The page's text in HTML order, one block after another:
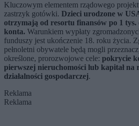
Kluczowym elementem rządowego
zastrzyk gotówki. Dzieci urodzone w
otrzymają od resortu finansów po 1
konta. Warunkiem wypłaty
funduszy jest ukończenie 18. roku życia.
pełnoletni obywatele będą mogli
określone, prorozwojowe cele: pokrycie
pierwszej nieruchomości lub kapitał na
działalności gospodarczej.
Reklama
Reklama